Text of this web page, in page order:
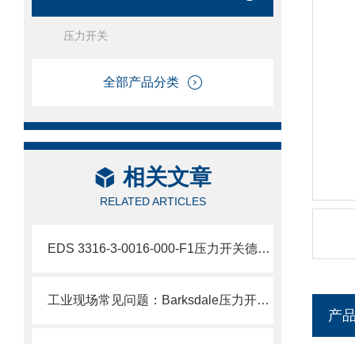
压力开关
全部产品分类
相关文章
RELATED ARTICLES
EDS 3316-3-0016-000-F1压力开关德国HYDAC贺德克产品介绍
工业现场常见问题：Barksdale压力开关误动作怎么办？
产